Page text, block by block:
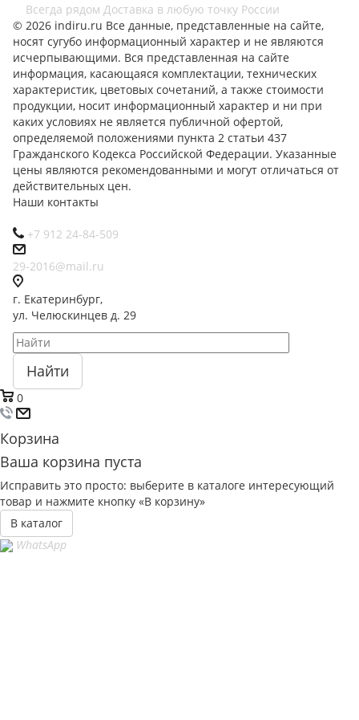
Всегда рядом Доставка в любую точку России
© 2026 indiru.ru Все данные, представленные на сайте,
носят сугубо информационный характер и не являются
исчерпывающими. Вся представленная на сайте
информация, касающаяся комплектации, технических
характеристик, цветовых сочетаний, а также стоимости
продукции, носит информационный характер и ни при
каких условиях не является публичной офертой,
определяемой положениями пункта 2 статьи 437
Гражданского Кодекса Российской Федерации. Указанные
цены являются рекомендованными и могут отличаться от
действительных цен.
Наши контакты
+7 912 24-84-509
29-2016@mail.ru
г. Екатеринбург,
ул. Челюскинцев д. 29
Найти
0
Корзина
Ваша корзина пуста
Исправить это просто: выберите в каталоге интересующий
товар и нажмите кнопку «В корзину»
В каталог
WhatsApp